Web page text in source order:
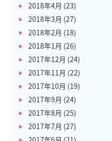
2018年4月 (23)
2018年3月 (27)
2018年2月 (18)
2018年1月 (26)
2017年12月 (24)
2017年11月 (22)
2017年10月 (19)
2017年9月 (24)
2017年8月 (25)
2017年7月 (27)